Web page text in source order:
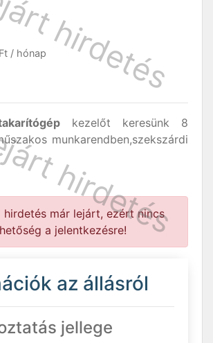
/ hónap
kezelőt keresünk 8
munkarendben,szekszárdi
hirdetés már lejárt, ezért nincs
a jelentkezésre!
az állásról
jellege